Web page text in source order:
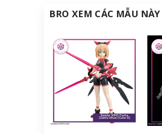
BRO XEM CÁC MẪU